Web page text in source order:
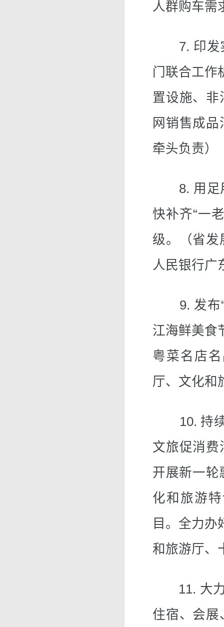
人群购车需
7. 印发实
门联合工作
置设施、非
网销售成
牵头负责）
8. 用足用
快补齐“一
级。（省发
人民银行广
9. 发布“
江海鲜美食
粤菜名店
厅、文化和
10. 持续
文旅促消费
开展新一轮
化和旅游
目。全力办
和旅游厅、
11. 大力
住宿、会展